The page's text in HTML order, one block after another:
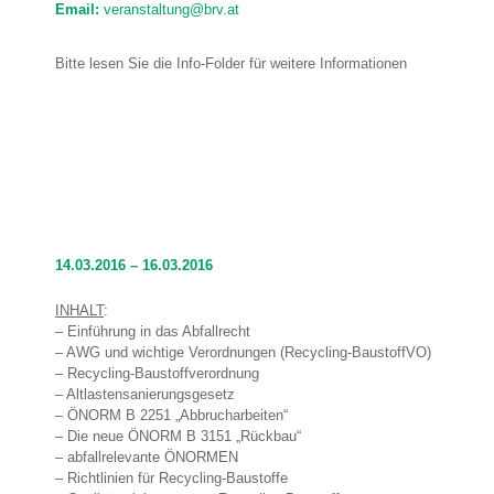
Email: veranstaltung@brv.at
Bitte lesen Sie die Info-Folder für weitere Informationen
14.03.2016 – 16.03.2016
INHALT:
– Einführung in das Abfallrecht
– AWG und wichtige Verordnungen (Recycling-BaustoffVO)
– Recycling-Baustoffverordnung
– Altlastensanierungsgesetz
– ÖNORM B 2251 „Abbrucharbeiten“
– Die neue ÖNORM B 3151 „Rückbau“
– abfallrelevante ÖNORMEN
– Richtlinien für Recycling-Baustoffe